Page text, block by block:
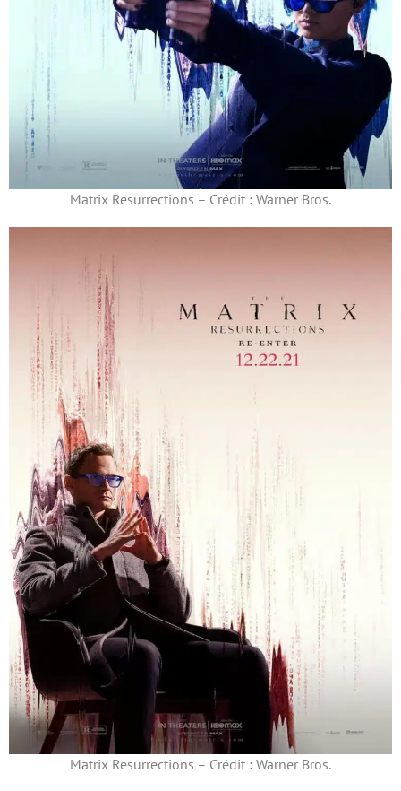
Matrix Resurrections – Crédit : Warner Bros.
Matrix Resurrections – Crédit : Warner Bros.